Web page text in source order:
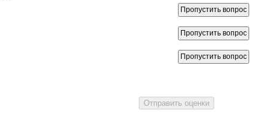
Пропустить вопрос
Пропустить вопрос
Пропустить вопрос
Отправить оценки